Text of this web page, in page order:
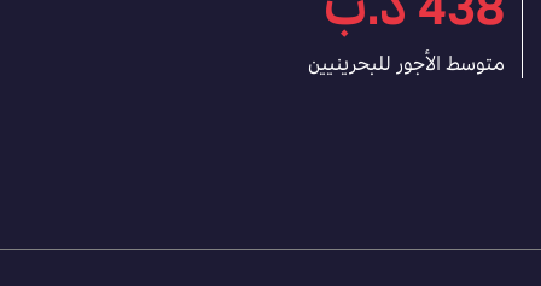
متوسط الأجور للبحرينيين